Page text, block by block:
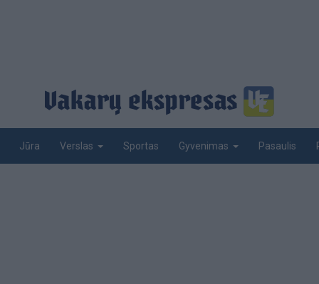
Jūra Verslas Sportas Gyvenimas Pasaulis